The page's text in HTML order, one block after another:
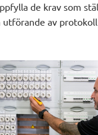
de krav som
utförande av